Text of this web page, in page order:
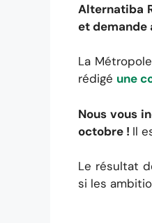
Alternatiba
et demande
La
rédigé une
Nous vous
octobre ! Il
Le résultat
si les